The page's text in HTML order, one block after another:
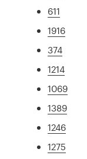
611
1916
374
1214
1069
1389
1246
1275